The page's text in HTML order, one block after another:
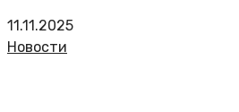
11.11.2025
Новости